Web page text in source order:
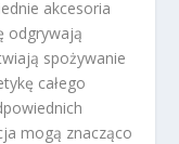
akcesoria
odgrywają
spożywanie
całego
mogą znacząco